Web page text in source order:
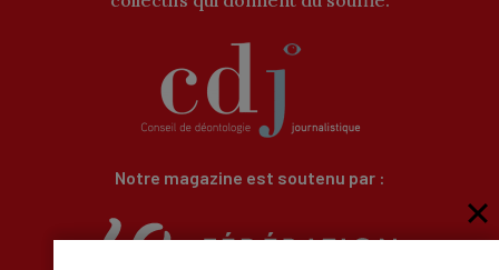
Notre magazine est soutenu par :